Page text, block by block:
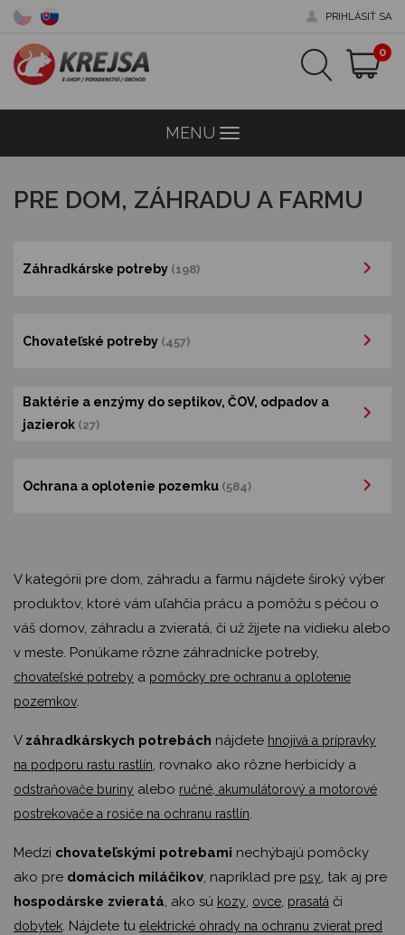
PRIHLÁSIŤ SA
0
MENU Menu
PRE DOM, ZÁHRADU A FARMU
Záhradkárske potreby (198)
Chovateľské potreby (457)
Baktérie a enzýmy do septikov, ČOV, odpadov a
jazierok (27)
Ochrana a oplotenie pozemku (584)
V kategórii pre dom, záhradu a farmu nájdete široký výber
produktov, ktoré vám uľahčia prácu a pomôžu s péčou o
váš domov, záhradu a zvieratá, či už žijete na vidieku alebo
v meste. Ponúkame rôzne záhradnícke potreby,
chovateľské potreby a pomôcky pre ochranu a oplotenie
pozemkov.
V záhradkárskych potrebách nájdete hnojivá a prípravky
na podporu rastu rastlín, rovnako ako rôzne herbicídy a
odstraňovače buriny alebo ručné, akumulátorový a motorové
postrekovače a rosiče na ochranu rastlín.
Medzi chovateľskými potrebami nechýbajú pomôcky
ako pre domácich miláčikov, napríklad pre psy, tak aj pre
hospodárske zvieratá, ako sú kozy, ovce, prasatá či
dobytek. Nájdete tu elektrické ohrady na ochranu zvierat pred